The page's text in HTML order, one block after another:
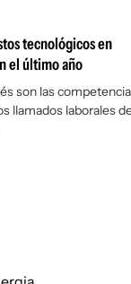
tecnológicos en
el último año
son las
llamados laborales